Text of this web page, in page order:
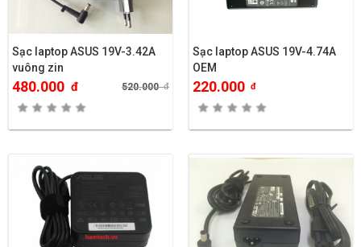
Sạc laptop ASUS 19V-3.42A
vuông zin
480.000 đ 520.000đ
Sạc laptop ASUS 19V-4.74A
OEM
220.000 đ